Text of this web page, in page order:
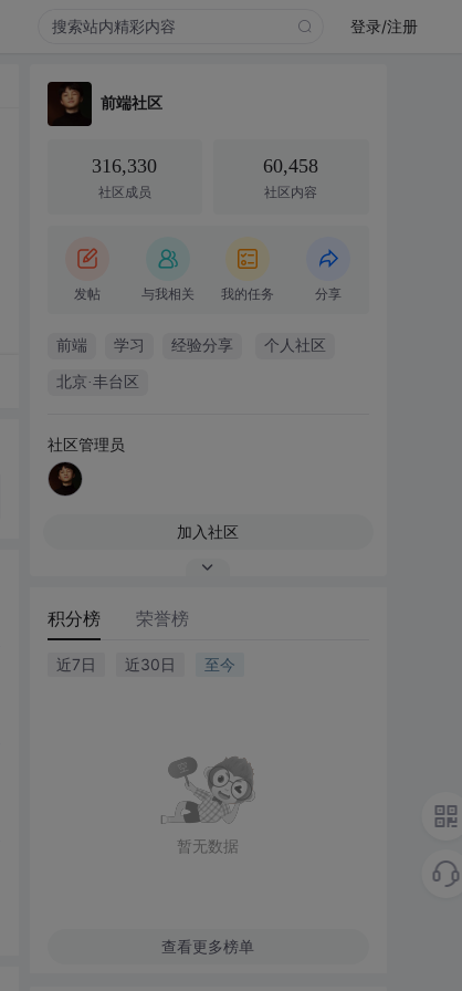
登录/注册
前端社区
316,330
社区成员
60,458
社区内容
发帖 与我相关 我的任务 分享
前端 学习 经验分享 个人社区
北京·丰台区
社区管理员
加入社区
积分榜 荣誉榜
近7日 近30日 至今
暂无数据
查看更多榜单